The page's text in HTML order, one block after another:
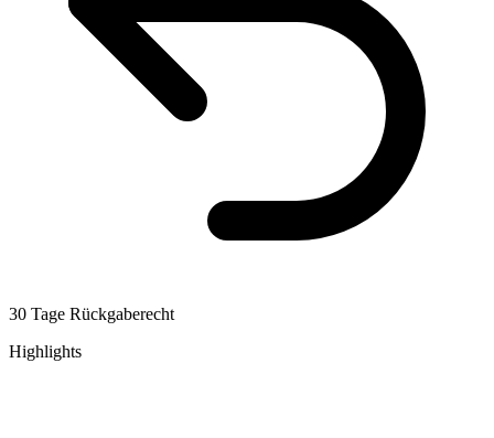
30 Tage Rückgaberecht
Highlights